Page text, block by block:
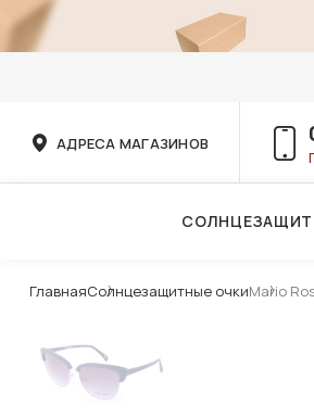
АДРЕСА МАГАЗИНОВ
ГлавнаяСолнцезащитные очкиMario